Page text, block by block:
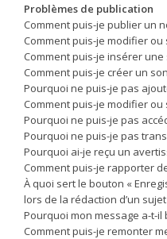
Problèmes de publication
Comment puis-je publier un
Comment puis-je modifier
Comment puis-je insérer
Comment puis-je créer un
Pourquoi ne puis-je pas
Comment puis-je modifier
Pourquoi ne puis-je pas
Pourquoi ne puis-je pas
Pourquoi ai-je reçu un
Comment puis-je rapporter
À quoi sert le bouton «
lors de la rédaction d’un sujet
Pourquoi mon message a-t-il
Comment puis-je remonter